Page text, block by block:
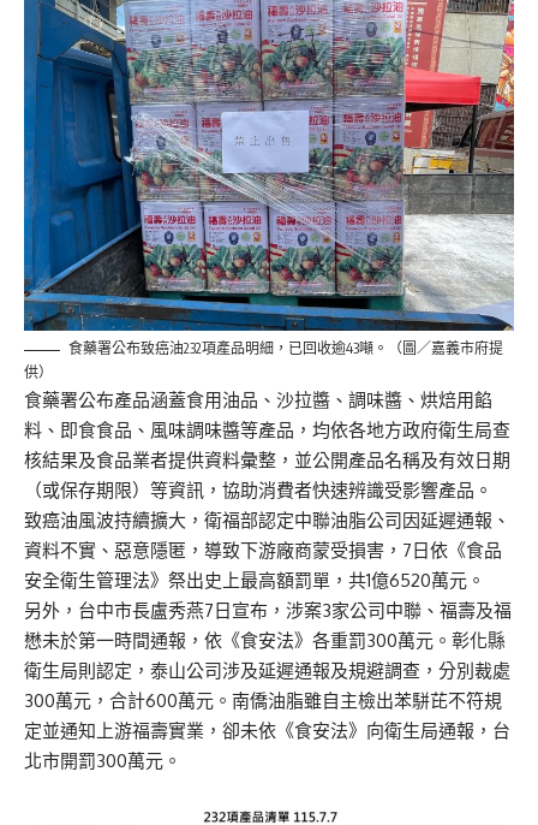
食藥署公布致癌油232項產品明細，已回收逾43噸。（圖／嘉義市府提
供）
食藥署公布產品涵蓋食用油品、沙拉醬、調味醬、烘焙用餡
料、即食食品、風味調味醬等產品，均依各地方政府衛生局查
核結果及食品業者提供資料彙整，並公開產品名稱及有效日期
（或保存期限）等資訊，協助消費者快速辨識受影響產品。
致癌油風波持續擴大，衛福部認定中聯油脂公司因延遲通報、
資料不實、惡意隱匿，導致下游廠商蒙受損害，7日依《食品
安全衛生管理法》祭出史上最高額罰單，共1億6520萬元。
另外，台中市長盧秀燕7日宣布，涉案3家公司中聯、福壽及福
懋未於第一時間通報，依《食安法》各重罰300萬元。彰化縣
衛生局則認定，泰山公司涉及延遲通報及規避調查，分別裁處
300萬元，合計600萬元。南僑油脂雖自主檢出苯駢芘不符規
定並通知上游福壽實業，卻未依《食安法》向衛生局通報，台
北市開罰300萬元。